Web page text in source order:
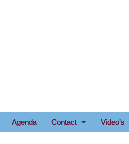
Agenda Contact Video’s